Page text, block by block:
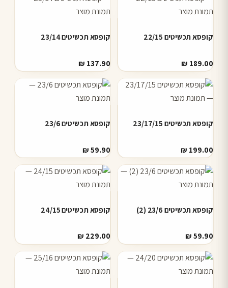
קופסא תכשיטים 22/15
₪ 189.00
קופסא תכשיטים 23/14
₪ 137.90
קופסא תכשיטים 23/17/15
₪ 199.00
קופסא תכשיטים 23/6
₪ 59.90
קופסא תכשיטים 23/6 (2)
₪ 59.90
קופסא תכשיטים 24/15
₪ 229.00